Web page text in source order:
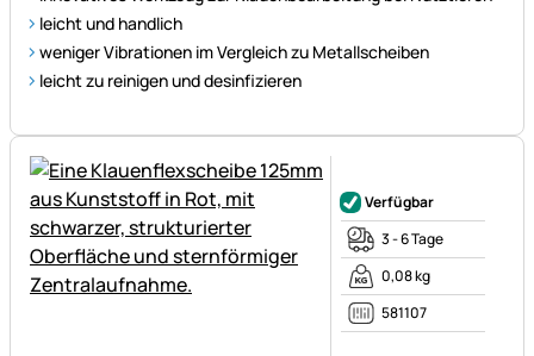
leicht und handlich
weniger Vibrationen im Vergleich zu Metallscheiben
leicht zu reinigen und desinfizieren
Verfügbar
3 - 6 Tage
0,08 kg
581107